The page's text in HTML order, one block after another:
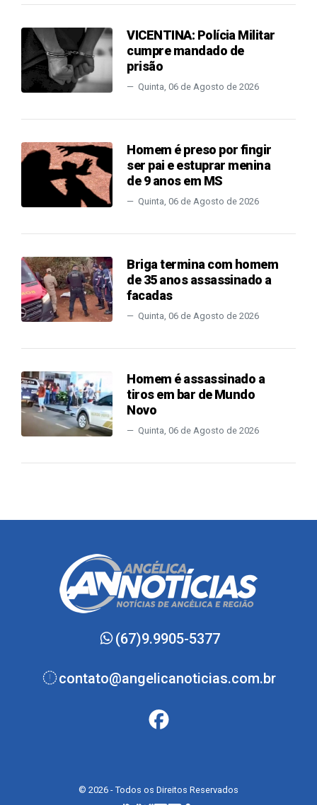
VICENTINA: Polícia Militar
cumpre mandado de
prisão
Quinta, 06 de Agosto de 2026
Homem é preso por fingir
ser pai e estuprar menina
de 9 anos em MS
Quinta, 06 de Agosto de 2026
Briga termina com homem
de 35 anos assassinado a
facadas
Quinta, 06 de Agosto de 2026
Homem é assassinado a
tiros em bar de Mundo
Novo
Quinta, 06 de Agosto de 2026
(67)9.9905-5377
contato@angelicanoticias.com.br
© 2026 - Todos os Direitos Reservados